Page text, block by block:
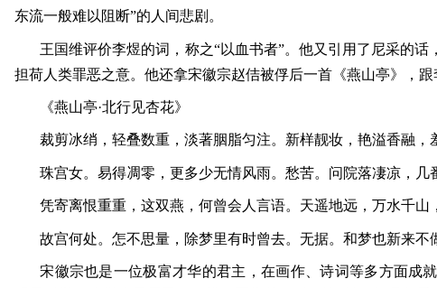
东流一般难以阻断”的人间悲剧。
王国维评价李煜的词，称之“以血书者”。他又引用了尼采的
担荷人类罪恶之意。他还拿宋徽宗赵佶被俘后一首《燕山亭》，跟
《燕山亭·北行见杏花》
裁剪冰绡，轻叠数重，淡著胭脂匀注。新样靓妆，艳溢香融，
珠宫女。易得凋零，更多少无情风雨。愁苦。问院落凄凉，几
凭寄离恨重重，这双燕，何曾会人言语。天遥地远，万水千山
故宫何处。怎不思量，除梦里有时曾去。无据。和梦也新来不
宋徽宗也是一位极富才华的君主，在画作、诗词等多方面成